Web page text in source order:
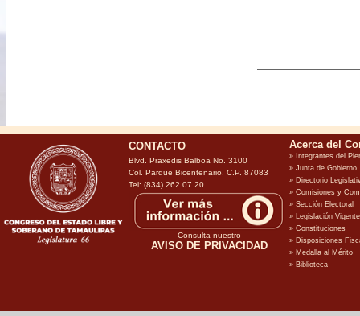
CONTACTO
Blvd. Praxedis Balboa No. 3100
Col. Parque Bicentenario, C.P. 87083
Tel: (834) 262 07 20
Consulta nuestro
AVISO DE PRIVACIDAD